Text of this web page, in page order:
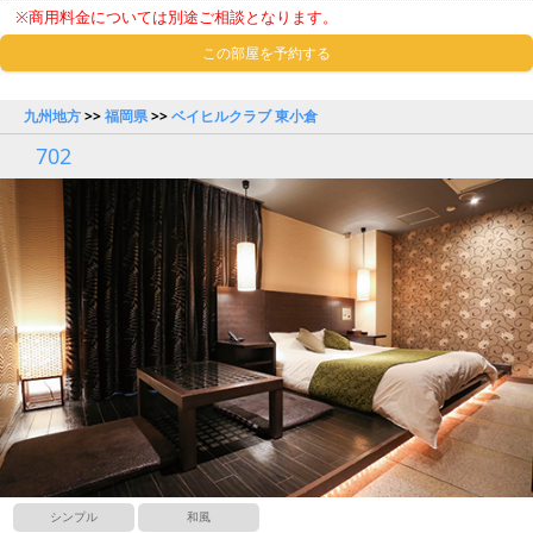
※商用料金については別途ご相談となります。
この部屋を予約する
九州地方>>福岡県>>ベイヒルクラブ 東小倉
702
シンプル 和風